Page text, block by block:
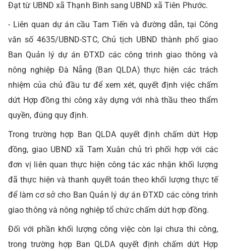
Đạt từ UBND xã Thạnh Bình sang UBND xã Tiên Phước.
- Liên quan dự án cầu Tam Tiến và đường dẫn, tại Công
văn số 4635/UBND-STC, Chủ tịch UBND thành phố giao
Ban Quản lý dự án ĐTXD các công trình giao thông và
nông nghiệp Đà Nẵng (Ban QLDA) thực hiện các trách
nhiệm của chủ đầu tư để xem xét, quyết định việc chấm
dứt Hợp đồng thi công xây dựng với nhà thầu theo thẩm
quyền, đúng quy định.
Trong trường hợp Ban QLDA quyết định chấm dứt Hợp
đồng, giao UBND xã Tam Xuân chủ trì phối hợp với các
đơn vị liên quan thực hiện công tác xác nhận khối lượng
đã thực hiện và thanh quyết toán theo khối lượng thực tế
để làm cơ sở cho Ban Quản lý dự án ĐTXD các công trình
giao thông và nông nghiệp tổ chức chấm dứt hợp đồng.
Đối với phần khối lượng công việc còn lại chưa thi công,
trong trường hợp Ban QLDA quyết định chấm dứt Hợp